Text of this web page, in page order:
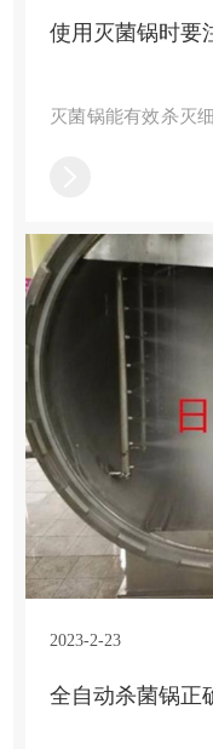
使用灭菌锅时要
灭菌锅能有效杀灭
2023-2-23
全自动杀菌锅正